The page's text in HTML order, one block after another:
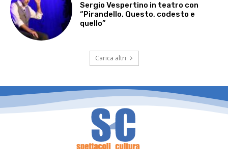
Sergio Vespertino in teatro con
“Pirandello. Questo, codesto e
quello”
Carica altri